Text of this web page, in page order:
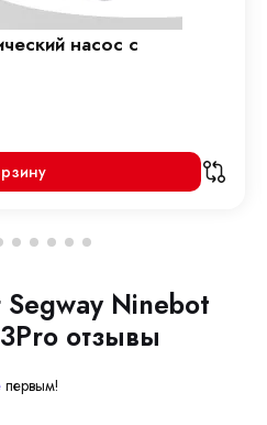
насос с
Segway Ninebot
отзывы
первым!